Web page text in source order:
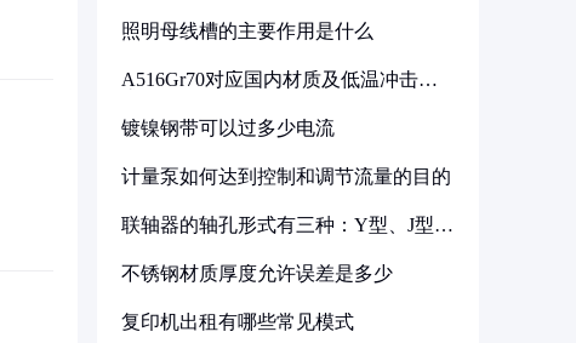
照明母线槽的主要作用是什么
A516Gr70对应国内材质及低温冲击要
镀镍钢带可以过多少电流
计量泵如何达到控制和调节流量的目的
联轴器的轴孔形式有三种：Y型、J型、
不锈钢材质厚度允许误差是多少
复印机出租有哪些常见模式